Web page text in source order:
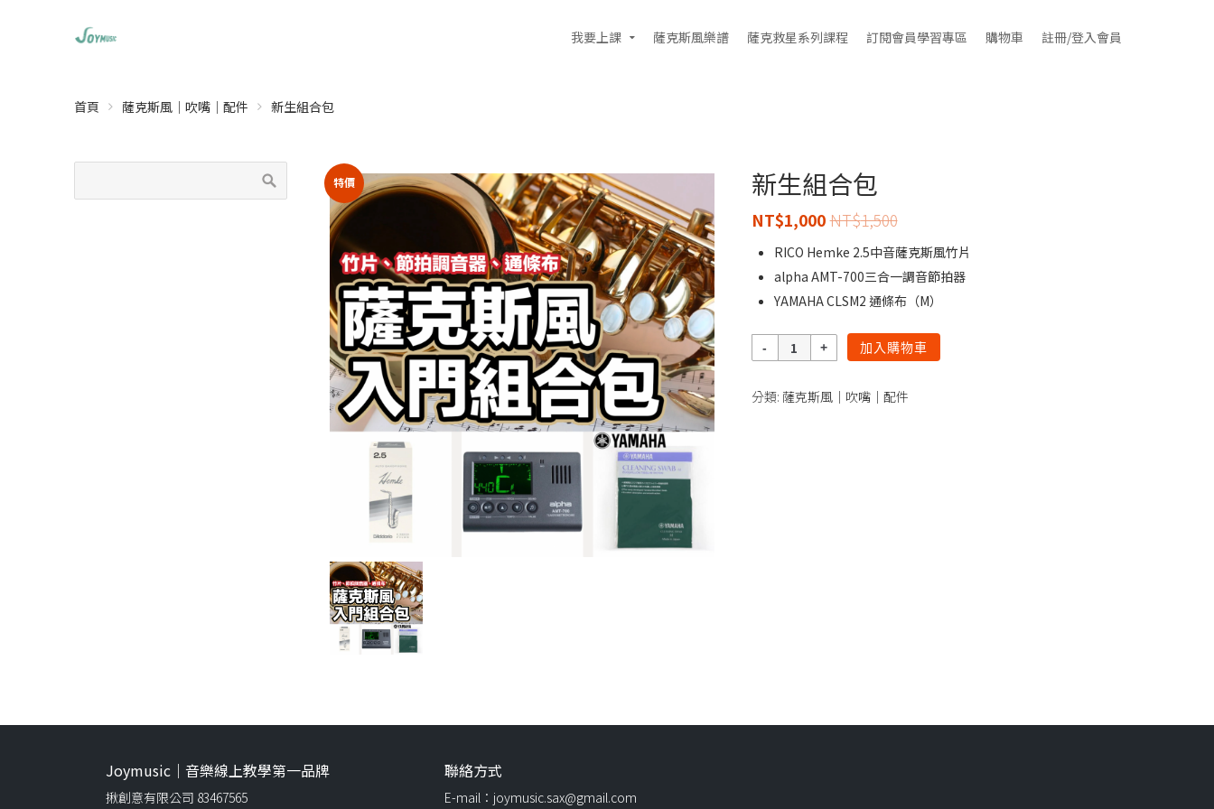
我要上課 薩克斯風樂譜 薩克救星系列課程 訂閱會員學習專區 購物車 註冊/登入會員
首頁 薩克斯風｜吹嘴｜配件 新生組合包
特價 新生組合包
NT$1,500
NT$1,000
RICO Hemke 2.5中音薩克斯風竹片
alpha AMT-700三合一調音節拍器
YAMAHA CLSM2 通條布（M）
量
加入購物車
分類: 薩克斯風｜吹嘴｜配件
Joymusic｜音樂線上教學第一品牌
揪創意有限公司 83467565
聯絡方式
E-mail：joymusic.sax@gmail.com